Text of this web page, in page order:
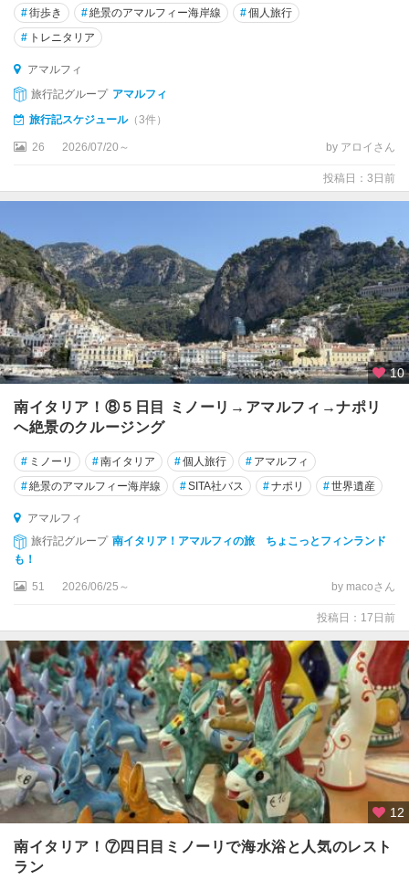
★
シ
エ
ナ
★
シ
チ
島
★
ナ
ポ
リ
★
パ
レ
モ
★
ピ
サ
★
フ
ィ
レ
ェ
★
ベ
ネ
チ
ア
★
ベ
ー
ナ
#街歩き #絶景のアマルフィー海岸線 #個人旅行
# トレニタリア
アマルフィ
旅行記グループ アマルフィ
旅行記スケジュール（3件）
26 2026/07/20～ by アロイさん
投稿日：3日前
10
南イタリア！⑧５日目 ミノーリ→アマルフィ→ナポリ
へ絶景のクルージング
# ミノーリ #南イタリア #個人旅行 # アマルフィ
#絶景のアマルフィー海岸線 #SITA社バス #ナポリ #世界遺産
アマルフィ
旅行記グループ 南イタリア！アマルフィの旅 ちょこっとフィンランド
も！
51 2026/06/25～ by macoさん
投稿日：17日前
12
南イタリア！⑦四日目ミノーリで海水浴と人気のレスト
ラン